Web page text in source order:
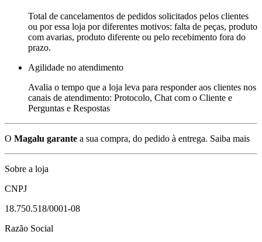
Total de cancelamentos de pedidos solicitados pelos clientes
ou por essa loja por diferentes motivos: falta de peças, produto
com avarias, produto diferente ou pelo recebimento fora do
prazo.
Agilidade no atendimento
Avalia o tempo que a loja leva para responder aos clientes nos
canais de atendimento: Protocolo, Chat com o Cliente e
Perguntas e Respostas
O Magalu garante a sua compra, do pedido à entrega. Saiba mais
Sobre a loja
CNPJ
18.750.518/0001-08
Razão Social